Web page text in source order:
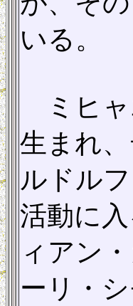
いる。
ミヒャ
生まれ
ルドル
活動に
ィアン
ーリ・